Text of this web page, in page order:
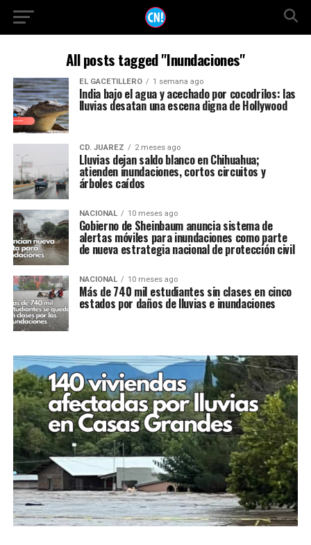
All posts tagged "Inundaciones"
EL GACETILLERO 1 semana ago
India bajo el agua y acechado por cocodrilos: las
lluvias desatan una escena digna de Hollywood
CD. JUAREZ 2 meses ago
Lluvias dejan saldo blanco en Chihuahua;
atienden inundaciones, cortos circuitos y
árboles caídos
NACIONAL 10 meses ago
Gobierno de Sheinbaum anuncia sistema de
alertas móviles para inundaciones como parte
de nueva estrategia nacional de protección civil
NACIONAL 10 meses ago
Más de 740 mil estudiantes sin clases en cinco
estados por daños de lluvias e inundaciones